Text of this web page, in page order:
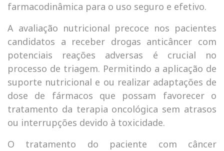
farmacodinâmica para o uso seguro e efetivo.
A avaliação nutricional precoce nos pacientes
candidatos a receber drogas anticâncer com
potenciais reações adversas é crucial no
processo de triagem. Permitindo a aplicação de
suporte nutricional e ou realizar adaptações de
dose de fármacos que possam favorecer o
tratamento da terapia oncológica sem atrasos
ou interrupções devido à toxicidade.
O tratamento do paciente com câncer